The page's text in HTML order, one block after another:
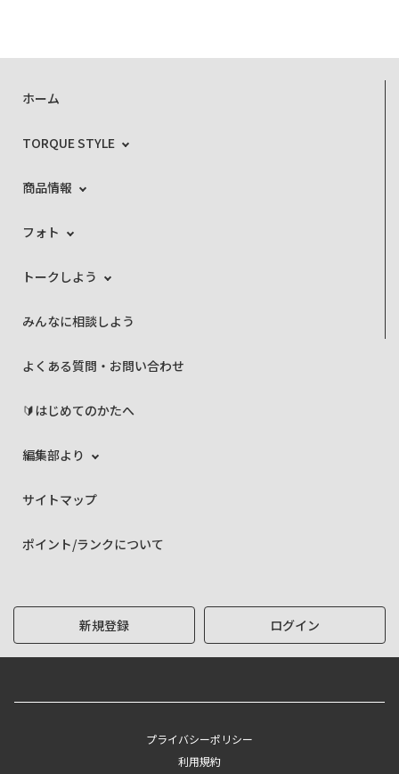
ホーム
TORQUE STYLE
商品情報
フォト
トークしよう
みんなに相談しよう
よくある質問・お問い合わせ
🔰はじめてのかたへ
編集部より
サイトマップ
ポイント/ランクについて
新規登録 ログイン
プライバシーポリシー
利用規約